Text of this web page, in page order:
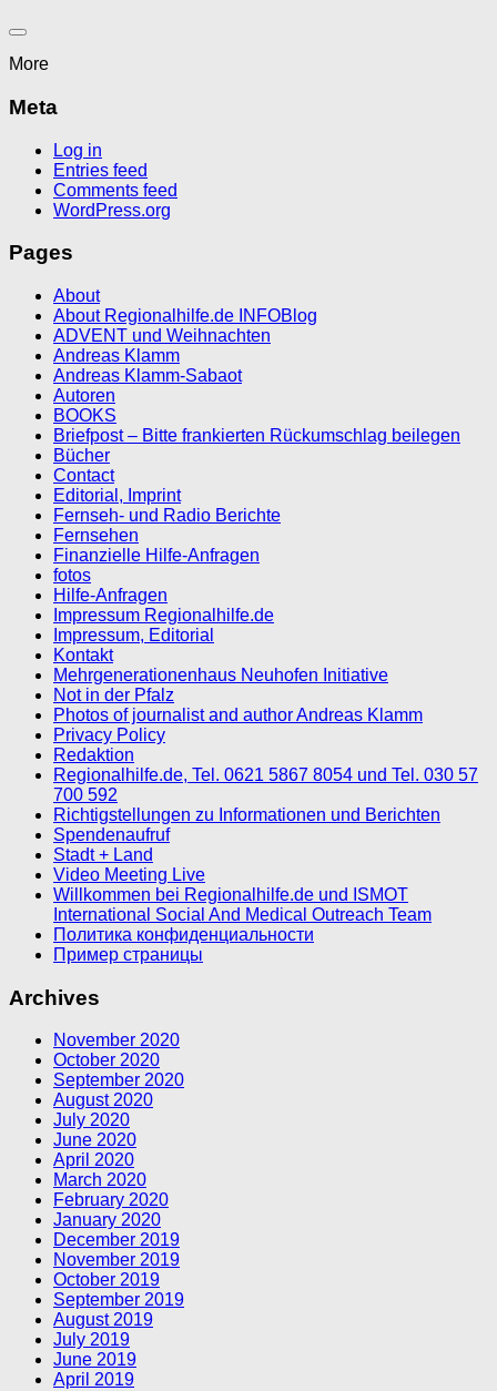
More
Meta
Log in
Entries feed
Comments feed
WordPress.org
Pages
About
About Regionalhilfe.de INFOBlog
ADVENT und Weihnachten
Andreas Klamm
Andreas Klamm-Sabaot
Autoren
BOOKS
Briefpost – Bitte frankierten Rückumschlag beilegen
Bücher
Contact
Editorial, Imprint
Fernseh- und Radio Berichte
Fernsehen
Finanzielle Hilfe-Anfragen
fotos
Hilfe-Anfragen
Impressum Regionalhilfe.de
Impressum, Editorial
Kontakt
Mehrgenerationenhaus Neuhofen Initiative
Not in der Pfalz
Photos of journalist and author Andreas Klamm
Privacy Policy
Redaktion
Regionalhilfe.de, Tel. 0621 5867 8054 und Tel. 030 57
700 592
Richtigstellungen zu Informationen und Berichten
Spendenaufruf
Stadt + Land
Video Meeting Live
Willkommen bei Regionalhilfe.de und ISMOT
International Social And Medical Outreach Team
Политика конфиденциальности
Пример страницы
Archives
November 2020
October 2020
September 2020
August 2020
July 2020
June 2020
April 2020
March 2020
February 2020
January 2020
December 2019
November 2019
October 2019
September 2019
August 2019
July 2019
June 2019
April 2019